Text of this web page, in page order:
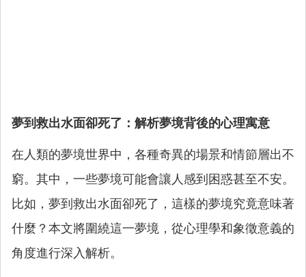
夢到救出水面卻死了：解析夢境背後的心理寓意
在人類的夢境世界中，各種奇異的場景和情節層出不
窮。其中，一些夢境可能會讓人感到困惑甚至不安。
比如，夢到救出水面卻死了，這樣的夢境究竟意味著
什麼？本文將圍繞這一夢境，從心理學和象徵意義的
角度進行深入解析。